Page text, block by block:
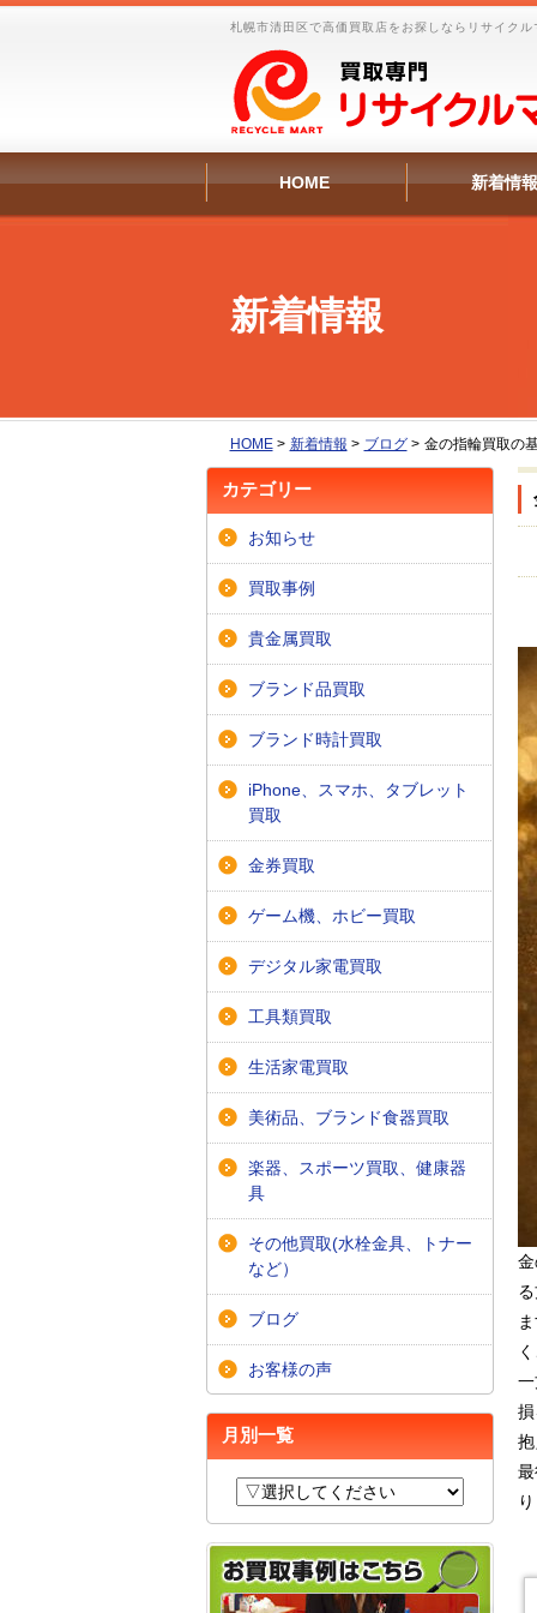
札幌市清田区で高価買取店をお探しならリサイク
HOME 新着情報
新着情報
HOME> 新着情報 > ブログ> 金の指輪買取の
カテゴリー
お知らせ
買取事例
貴金属買取
ブランド品買取
ブランド時計買取
iPhone、スマホ、タブレット
買取
金券買取
ゲーム機、ホビー買取
デジタル家電買取
工具類買取
生活家電買取
美術品、ブランド食器買取
楽器、スポーツ買取、健康器
具
その他買取(水栓金具、トナー
など）
ブログ
お客様の声
月別一覧